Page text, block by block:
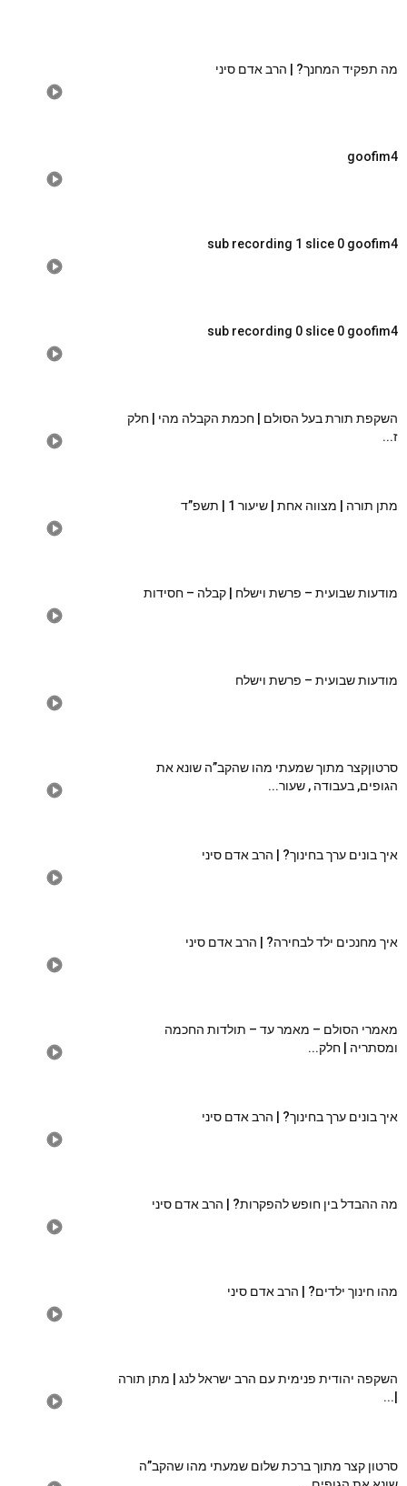
מה תפקיד המחנך? | הרב אדם סיני
goofim4
sub recording 1 slice 0 goofim4
sub recording 0 slice 0 goofim4
השקפת תורת בעל הסולם | חכמת הקבלה מהי | חלק
ז...
מתן תורה | מצווה אחת | שיעור 1 | תשפ”ד
מודעות שבועית – פרשת וישלח | קבלה – חסידות
מודעות שבועית – פרשת וישלח
סרטוןקצר מתוך שמעתי מהו שהקב”ה שונא את
הגופים, בעבודה , שעור...
איך בונים ערך בחינוך? | הרב אדם סיני
איך מחנכים ילד לבחירה? | הרב אדם סיני
מאמרי הסולם – מאמר עד – תולדות החכמה
ומסתריה | חלק...
איך בונים ערך בחינוך? | הרב אדם סיני
מה ההבדל בין חופש להפקרות? | הרב אדם סיני
מהו חינוך ילדים? | הרב אדם סיני
השקפה יהודית פנימית עם הרב ישראל לנג | מתן תורה
|...
סרטון קצר מתוך ברכת שלום שמעתי מהו שהקב”ה